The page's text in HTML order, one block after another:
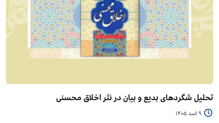
تحلیل شگردهای بدیع و بیان در نثر اخلاق محسنی
9 اسد 1405